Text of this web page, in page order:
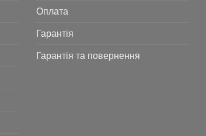
Оплата
Гарантія
Гарантія та повернення